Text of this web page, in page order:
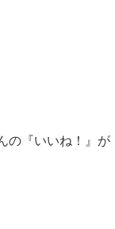
の『いいね！』が